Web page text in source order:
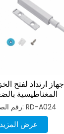
جهاز ارتداد لفتح
المغناطيسية
رقم الصنف: RD-A024
عرض المزيد